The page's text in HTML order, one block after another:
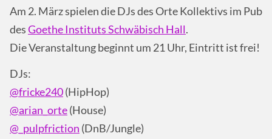
Am 2. März spielen die DJs des Orte Kollektivs im Pub
desGoethe Instituts Schwäbisch Hall.
Die Veranstaltung beginnt um 21 Uhr, Eintritt ist frei!
DJs:
@fricke240(HipHop)
@arian_orte(House)
@_pulpfriction (DnB/Jungle)